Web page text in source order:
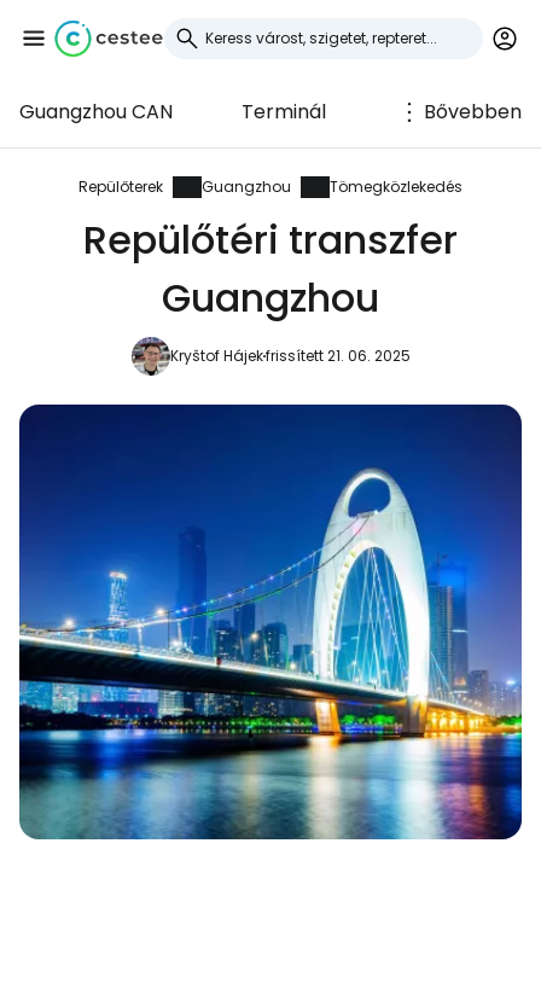
Guangzhou CAN Terminál Bővebben
Repülőterek Guangzhou Tömegközlekedés
Repülőtéri transzfer
Guangzhou
Kryštof Hájekfrissített 21. 06. 2025
Bejelentkezés a
Cestee-be
... az utazási közösség világszerte
Folytatás a Google-lal
Folytassa e-mailben